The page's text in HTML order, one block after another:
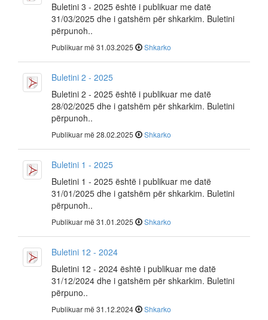
Buletini 3 - 2025 është i publikuar me datë
31/03/2025 dhe i gatshëm për shkarkim. Buletini
përpunoh..
Publikuar më 31.03.2025 Shkarko
Buletini 2 - 2025
Buletini 2 - 2025 është i publikuar me datë
28/02/2025 dhe i gatshëm për shkarkim. Buletini
përpunoh..
Publikuar më 28.02.2025 Shkarko
Buletini 1 - 2025
Buletini 1 - 2025 është i publikuar me datë
31/01/2025 dhe i gatshëm për shkarkim. Buletini
përpunoh..
Publikuar më 31.01.2025 Shkarko
Buletini 12 - 2024
Buletini 12 - 2024 është i publikuar me datë
31/12/2024 dhe i gatshëm për shkarkim. Buletini
përpuno..
Publikuar më 31.12.2024 Shkarko